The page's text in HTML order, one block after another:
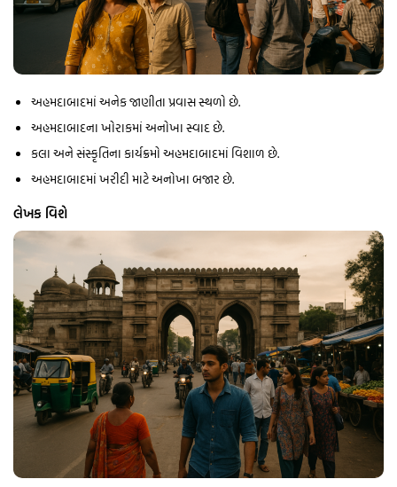
અહમદાબાદમાં અનેક જાણીતા પ્રવાસ સ્થળો છે.
અહમદાબાદના ખોરાકમાં અનોખા સ્વાદ છે.
કલા અને સંસ્કૃતિના કાર્યક્રમો અહમદાબાદમાં વિશાળ છે.
અહમદાબાદમાં ખરીદી માટે અનોખા બજાર છે.
લેખક વિશે